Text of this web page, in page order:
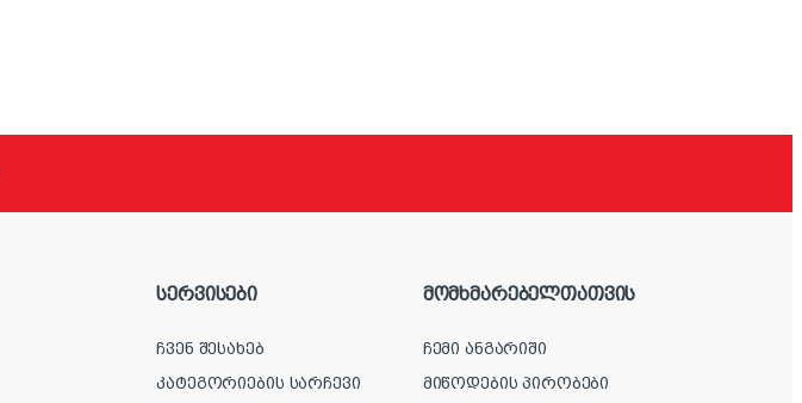
სერვისები
ჩვენ შესახებ
კატეგორიების სარჩევი
მომხმარებელთათვის
ჩემი ანგარიში
მიწოდების პირობები